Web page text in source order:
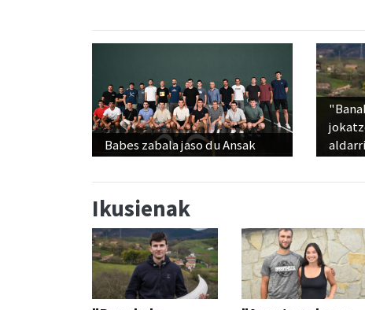
Babes zabala jaso du Ansak
Ikusienak